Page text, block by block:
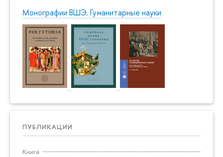
Монографии ВШЭ. Гуманитарные науки
ПУБЛИКАЦИИ
Книга